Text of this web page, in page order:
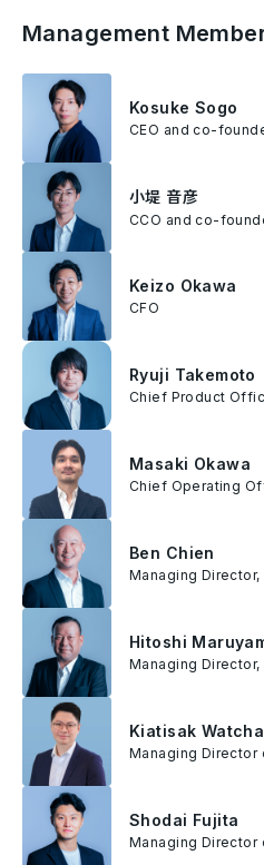
Management
Kosuke Sogo
CEO and co-
小堤 音彦
CCO and co-
Keizo Okawa
CFO
Ryuji Takemoto
Chief Product
Masaki Okawa
Chief Operating
Ben Chien
Managing Director,
Hitoshi
Managing
Kiatisak
Managing Director
Shodai Fujita
Managing Director